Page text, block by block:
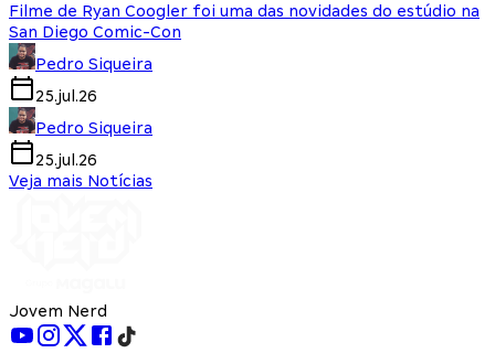
Filme de Ryan Coogler foi uma das novidades do estúdio na
San Diego Comic-Con
Pedro Siqueira
25.jul.26
Pedro Siqueira
25.jul.26
Veja mais Notícias
Jovem Nerd